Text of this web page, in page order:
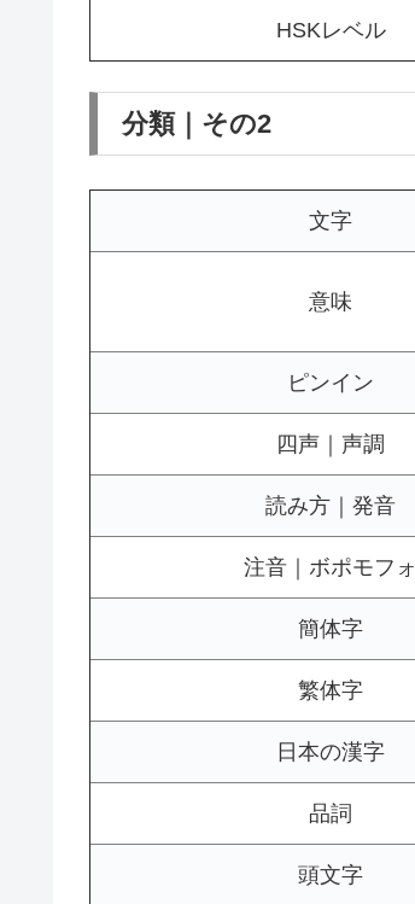
HSKレベル
分類｜その2
文字
意味
ピンイン
四声｜声調
読み方｜発音
注音｜ボポモフォ
簡体字
繁体字
日本の漢字
品詞
頭文字